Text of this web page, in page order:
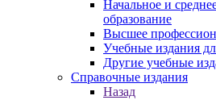
Начальное и
образование
Высшее
Учебные издания
Другие учебные
Справочные издания
Назад